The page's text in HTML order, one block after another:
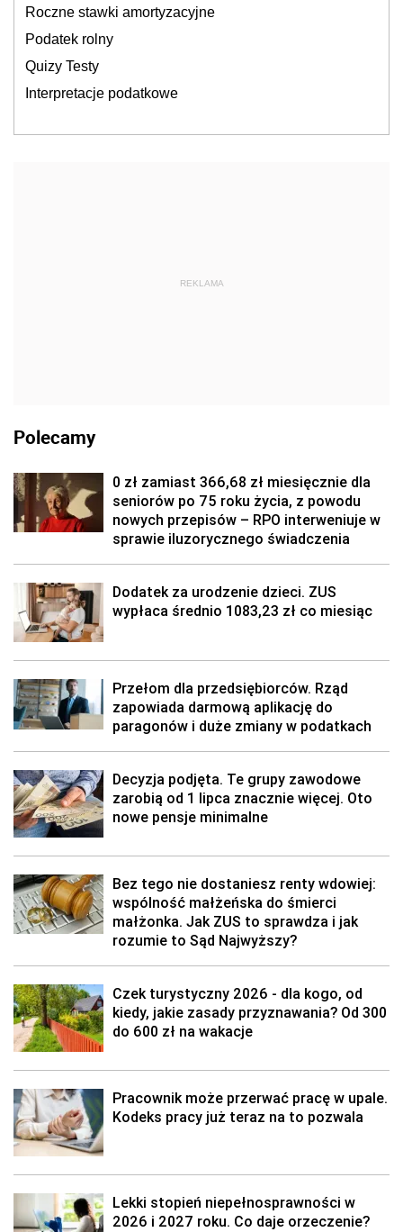
Roczne stawki amortyzacyjne
Podatek rolny
Quizy Testy
Interpretacje podatkowe
REKLAMA
Polecamy
0 zł zamiast 366,68 zł miesięcznie dla
seniorów po 75 roku życia, z powodu
nowych przepisów – RPO interweniuje w
sprawie iluzorycznego świadczenia
Dodatek za urodzenie dzieci. ZUS
wypłaca średnio 1083,23 zł co miesiąc
Przełom dla przedsiębiorców. Rząd
zapowiada darmową aplikację do
paragonów i duże zmiany w podatkach
Decyzja podjęta. Te grupy zawodowe
zarobią od 1 lipca znacznie więcej. Oto
nowe pensje minimalne
Bez tego nie dostaniesz renty wdowiej:
wspólność małżeńska do śmierci
małżonka. Jak ZUS to sprawdza i jak
rozumie to Sąd Najwyższy?
Czek turystyczny 2026 - dla kogo, od
kiedy, jakie zasady przyznawania? Od 300
do 600 zł na wakacje
Pracownik może przerwać pracę w upale.
Kodeks pracy już teraz na to pozwala
Lekki stopień niepełnosprawności w
2026 i 2027 roku. Co daje orzeczenie?